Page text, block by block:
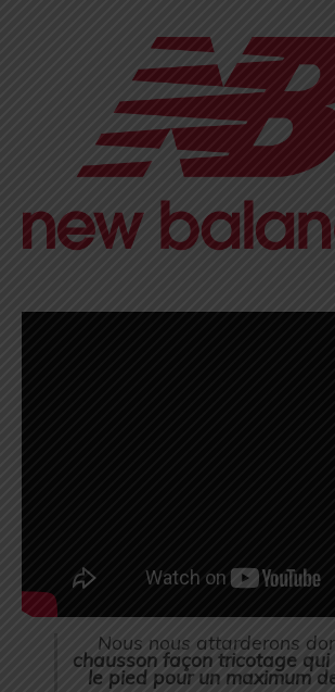
Nous nous attarderons
chausson façon tricotage
le pied pour un maximum